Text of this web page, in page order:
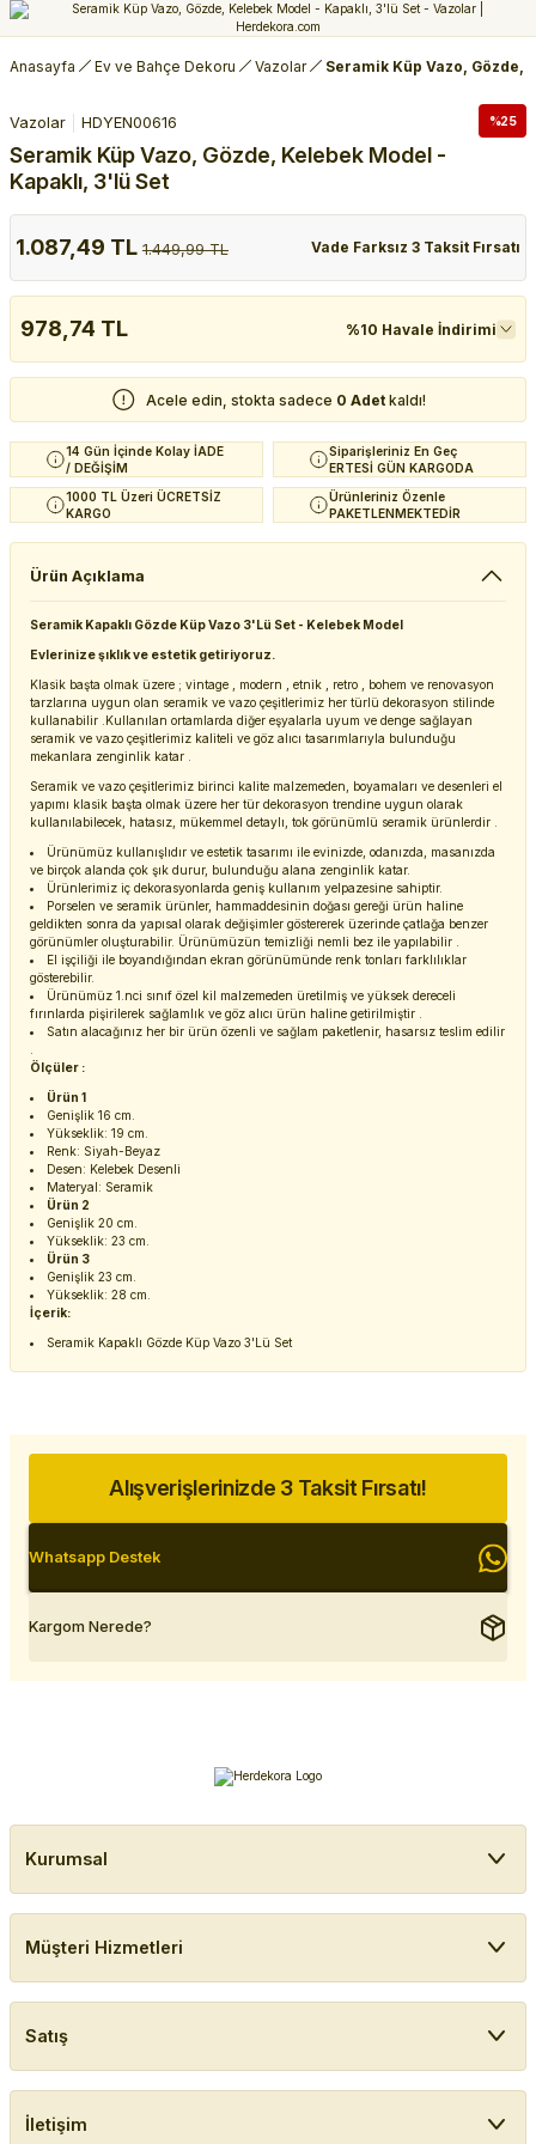
Anasayfa Ev ve Bahçe Dekoru Vazolar Seramik Küp Vazo, Gözde,
%25
Vazolar HDYEN00616
Seramik Küp Vazo, Gözde, Kelebek Model -
Kapaklı, 3'lü Set
1.087,49 TL 1.449,99 TL Vade Farksız 3 Taksit Fırsatı
978,74 TL %10 Havale İndirimi
Acele edin, stokta sadece 0 Adet kaldı!
14 Gün İçinde Kolay İADE
/ DEĞİŞİM
Siparişleriniz En Geç
ERTESİ GÜN KARGODA
1000 TL Üzeri ÜCRETSİZ
KARGO
Ürünleriniz Özenle
PAKETLENMEKTEDİR
Ürün Açıklama
Seramik Kapaklı Gözde Küp Vazo 3'Lü Set - Kelebek Model
Evlerinize şıklık ve estetik getiriyoruz.
Klasik başta olmak üzere ; vintage , modern , etnik , retro , bohem ve renovasyon
tarzlarına uygun olan seramik ve vazo çeşitlerimiz her türlü dekorasyon stilinde
kullanabilir .Kullanılan ortamlarda diğer eşyalarla uyum ve denge sağlayan
seramik ve vazo çeşitlerimiz kaliteli ve göz alıcı tasarımlarıyla bulunduğu
mekanlara zenginlik katar .
Seramik ve vazo çeşitlerimiz birinci kalite malzemeden, boyamaları ve desenleri el
yapımı klasik başta olmak üzere her tür dekorasyon trendine uygun olarak
kullanılabilecek, hatasız, mükemmel detaylı, tok görünümlü seramik ürünlerdir .
Ürünümüz kullanışlıdır ve estetik tasarımı ile evinizde, odanızda, masanızda
ve birçok alanda çok şık durur, bulunduğu alana zenginlik katar.
Ürünlerimiz iç dekorasyonlarda geniş kullanım yelpazesine sahiptir.
Porselen ve seramik ürünler, hammaddesinin doğası gereği ürün haline
geldikten sonra da yapısal olarak değişimler göstererek üzerinde çatlağa benzer
görünümler oluşturabilir. Ürünümüzün temizliği nemli bez ile yapılabilir .
El işçiliği ile boyandığından ekran görünümünde renk tonları farklılıklar
gösterebilir.
Ürünümüz 1.nci sınıf özel kil malzemeden üretilmiş ve yüksek dereceli
fırınlarda pişirilerek sağlamlık ve göz alıcı ürün haline getirilmiştir .
Satın alacağınız her bir ürün özenli ve sağlam paketlenir, hasarsız teslim edilir
Ölçüler :
Ürün 1
Genişlik 16 cm.
Yükseklik: 19 cm.
Renk: Siyah-Beyaz
Desen: Kelebek Desenli
Materyal: Seramik
Ürün 2
Genişlik 20 cm.
Yükseklik: 23 cm.
Ürün 3
Genişlik 23 cm.
Yükseklik: 28 cm.
İçerik:
Seramik Kapaklı Gözde Küp Vazo 3'Lü Set
Alışverişlerinizde 3 Taksit Fırsatı!
Whatsapp Destek
Kargom Nerede?
Kurumsal
Müşteri Hizmetleri
Satış
İletişim